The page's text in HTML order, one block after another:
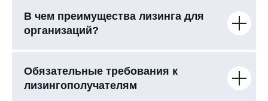
В чем преимущества лизинга для
организаций?
Обязательные требования к
лизингополучателям